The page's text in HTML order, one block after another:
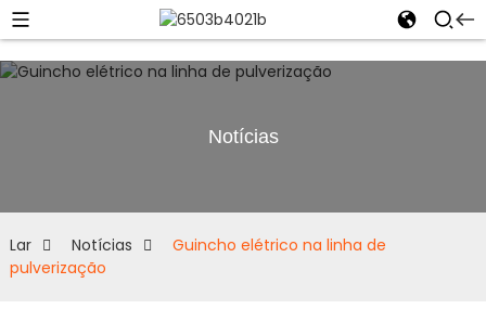
Notícias
Lar Notícias
Guincho elétrico na linha de
pulverização